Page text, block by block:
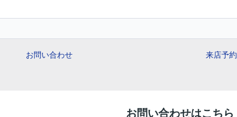
お問い合わせ 来店予約
お問い合わせはこちら